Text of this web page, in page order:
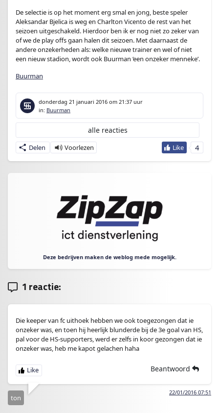
De selectie is op het moment erg smal en jong, beste speler
Aleksandar Bjelica is weg en Charlton Vicento de rest van het
seizoen uitgeschakeld. Hierdoor ben ik er nog niet zo zeker van
of we de play offs gaan halen dit seizoen. Met daarnaast de
andere onzekerheden als: welke nieuwe trainer en wel of niet
een nieuw stadion, wordt ook Buurman ‘een onzeker menneke’.
Buurman
donderdag 21 januari 2016 om 21:37 uur
in: Buurman
4
Delen
alle reacties
Deze bedrijven maken de weblog mede mogelijk.
1 reactie:
Die keeper van fc uithoek hebben we ook toegezongen dat ie
onzeker was, en toen hij heerlijk blunderde bij de 3e goal van HS,
pal voor de HS-supporters, werd er zelfs in koor gezongen dat ie
onzeker was, heb me kapot gelachen haha
Beantwoord
22/01/2016 07:51
ton